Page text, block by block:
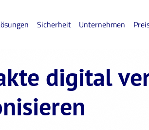
Sicherheit Unternehmen
digital